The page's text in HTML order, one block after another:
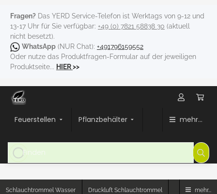
Fragen? Das YERD Service-Telefon ist Werktags von 9-12 und
13-17 Uhr für Sie verfügbar: +49 (0) 7821 58838 30 (aktuell
nicht besetzt).
WhatsApp (NUR Chat): +491796159552
Oder nutze das Produktfragen-Formular auf der jeweiligen
Produktseite... HIER>>
Feuerstellen Pflanzbehälter mehr...
Schlauchtrommel Wasser Druckluft Schlauchtrommel mehr...